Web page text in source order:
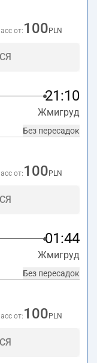
от: 100 PLN
21:10
Жмигруд
Без пересадок
от: 100 PLN
01:44
Жмигруд
Без пересадок
от: 100 PLN